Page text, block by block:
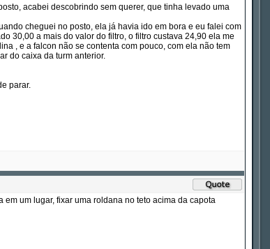
acabei descobrindo sem querer, que tinha levado uma
cheguei no posto, ela já havia ido em bora e eu falei com
30,00 a mais do valor do filtro, o filtro custava 24,90 ela me
, e a falcon não se contenta com pouco, com ela não tem
do caixa da turm anterior.
parar.
um lugar, fixar uma roldana no teto acima da capota